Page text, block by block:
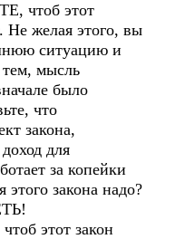
чтоб этот
Не желая этого, вы
ситуацию и
мысль
было
что
закона,
для
за копейки
закона надо?
этот закон